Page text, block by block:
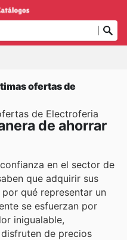
ofertas de
de Electroferia
de ahorrar
en el sector de
que adquirir sus
qué representar un
se esfuerzan por
inigualable,
de precios